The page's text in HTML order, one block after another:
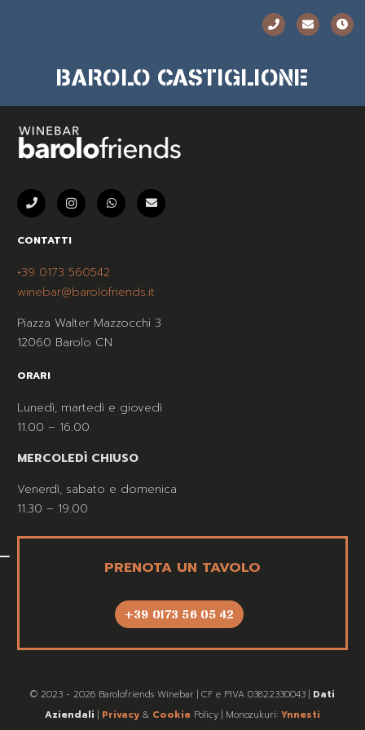
BAROLO CASTIGLIONE
CONTATTI
+39 0173 560542
winebar@barolofriends.it
Piazza Walter Mazzocchi 3
12060 Barolo CN
ORARI
Lunedì, martedì e giovedì
11.00 – 16.00
MERCOLEDÌ CHIUSO
Venerdì, sabato e domenica
11.30 – 19.00
PRENOTA UN TAVOLO
+39 0173 56 05 42
© 2023 - 2026 Barolofriends Winebar | CF e PIVA 03822330043 | Dati
Aziendali | Privacy & Cookie Policy | Monozukuri: Ynnesti